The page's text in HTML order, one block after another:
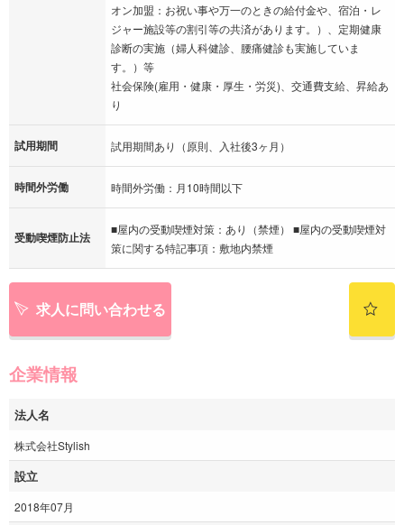
オン加盟：お祝い事や万一のときの給付金や、宿泊・レ
ジャー施設等の割引等の共済があります。）、定期健康
診断の実施（婦人科健診、腰痛健診も実施していま
す。）等
社会保険(雇用・健康・厚生・労災)、交通費支給、昇給あ
り
試用期間 試用期間あり（原則、入社後3ヶ月）
時間外労働 時間外労働：月10時間以下
受動喫煙防止法
■屋内の受動喫煙対策：あり（禁煙） ■屋内の受動喫煙対
策に関する特記事項：敷地内禁煙
求人に問い合わせる
企業情報
法人名
株式会社Stylish
設立
2018年07月